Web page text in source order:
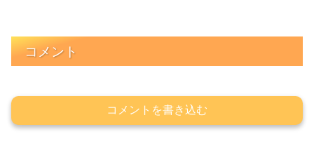
コメント
コメントを書き込む